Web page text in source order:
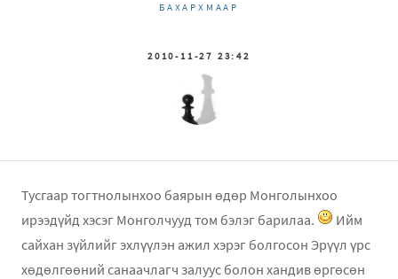
БАХАРХМААР
2010-11-27 23:42
Тусгаар тогтнолынхоо баярын өдөр Монголынхоо
ирээдүйд хэсэг Монголчууд том бэлэг барилаа.
Ийм
сайхан зүйлийг эхлүүлэн ажил хэрэг болгосон Эрүүл үрс
хөдөлгөөний санаачлагч залуус болон хандив өргөсөн